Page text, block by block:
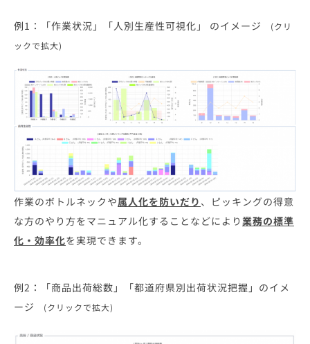
例1：「作業状況」「人別生産性可視化」 のイメージ
(クリ
ックで拡大)
作業のボトルネックや属人化を防いだり 、ピッキングの得意
な方のやり方をマニュアル化することなどにより 業務の標準
化・効率化を実現できます。
例2：「商品出荷総数」「都道府県別出荷状況把握」のイメ
ージ
(クリックで拡大)